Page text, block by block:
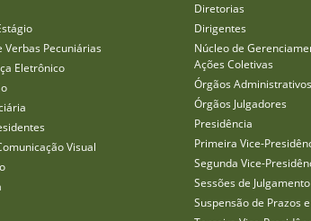
Verbas Pecuniárias
Eletrônico
Visual
Diretorias
Dirigentes
Núcleo de
Ações Coletivas
Órgãos Administrativos
Órgãos Julgadores
Presidência
Primeira Vice-
Segunda Vice-
Sessões de Julgamento
Suspensão de Prazos